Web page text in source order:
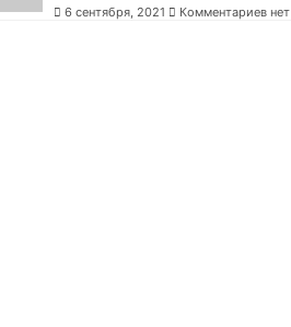
6 сентября, 2021 Комментариев нет